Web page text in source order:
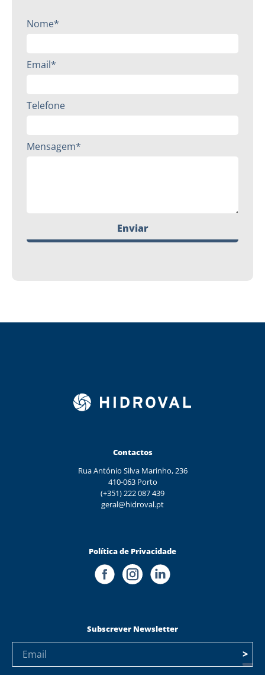
Nome*
Email*
Telefone
Mensagem*
Enviar
Contactos
Rua António Silva Marinho, 236
410-063 Porto
(+351) 222 087 439
geral@hidroval.pt
Política de Privacidade
Subscrever Newsletter
>